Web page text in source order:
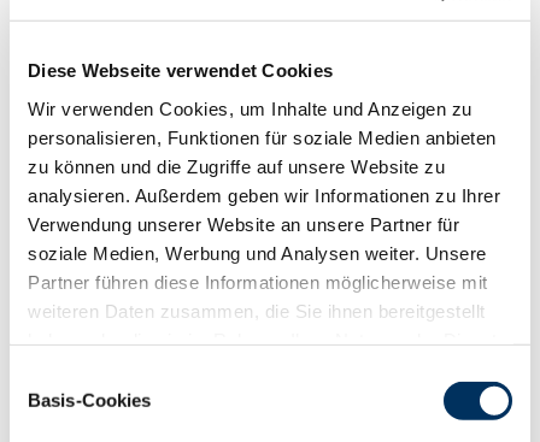
Diese Webseite verwendet Cookies
Wir verwenden Cookies, um Inhalte und Anzeigen zu
personalisieren, Funktionen für soziale Medien anbieten
zu können und die Zugriffe auf unsere Website zu
analysieren. Außerdem geben wir Informationen zu Ihrer
Verwendung unserer Website an unsere Partner für
soziale Medien, Werbung und Analysen weiter. Unsere
Partner führen diese Informationen möglicherweise mit
weiteren Daten zusammen, die Sie ihnen bereitgestellt
Cookies, wenn Sie unsere Webseite weiterhin nutzen.
Basis-Cookies
88 100
RZR
RZÖko
Gesundheit
88 100 112 124
RZKlaue
119
101